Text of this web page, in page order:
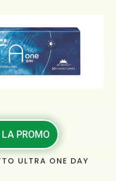
LA PROMO
ULTRA ONE DAY